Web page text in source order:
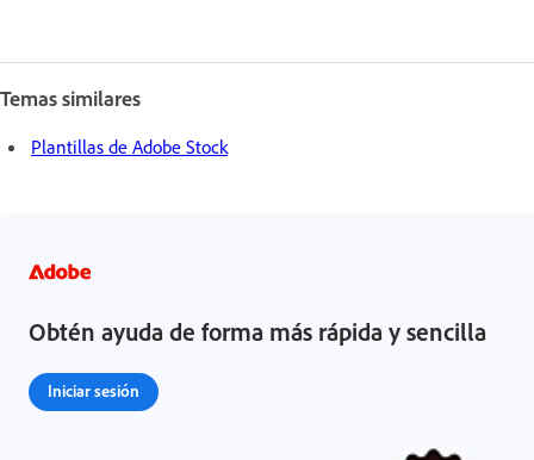
Temas similares
Plantillas de Adobe Stock
Obtén ayuda de forma más rápida y sencilla
Iniciar sesión